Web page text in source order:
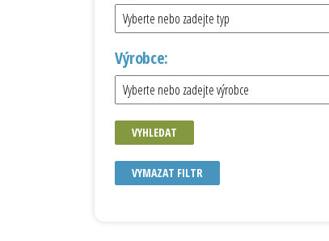
Výrobce:
VYHLEDAT
VYMAZAT FILTR